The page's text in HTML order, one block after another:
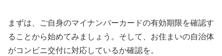
まずは、ご自身のマイナンバーカードの有効期限を確認す
ることから始めてみましょう。そして、お住まいの自治体
がコンビニ交付に対応しているか確認を。